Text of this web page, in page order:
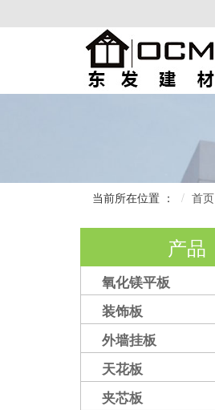
当前所在位置 ： 首页
产品
氧化镁平板
装饰板
外墙挂板
天花板
夹芯板